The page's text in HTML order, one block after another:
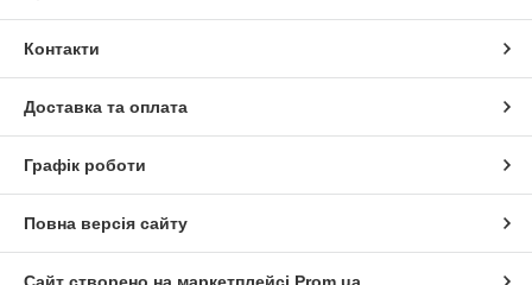
Контакти
Доставка та оплата
Графік роботи
Повна версія сайту